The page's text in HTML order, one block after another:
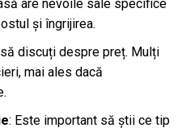
are nevoile sale specifice
și îngrijirea.
discuți despre preț. Mulți
mai ales dacă
: Este important să știi ce tip